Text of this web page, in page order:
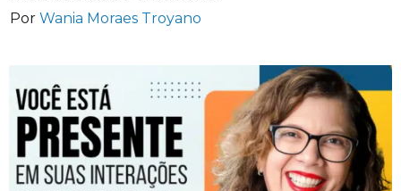
Por Wania Moraes Troyano